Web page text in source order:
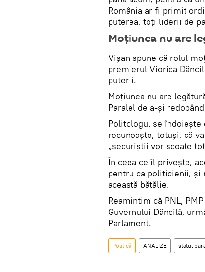
România ar fi primit
puterea, toţi liderii de
Moţiunea nu are
Vişan spune că rolul
premierul Viorica
puterii.
Moţiunea nu are
Paralel de a-şi
Politologul se îndoieşte
recunoaşte, totuşi, că
„securiştii vor scoate
În ceea ce îl priveşte,
pentru ca politicienii, şi
această bătălie.
Reamintim că PNL,
Guvernului Dăncilă,
Parlament.
Politică ANALIZE statul